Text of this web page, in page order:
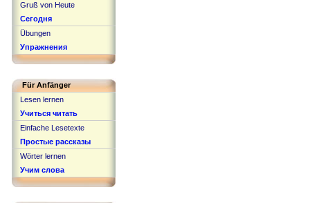
Gruß von Heute
Сегодня
Übungen
Упражнения
Für Anfänger
Lesen lernen
Учиться читать
Einfache Lesetexte
Простые рассказы
Wörter lernen
Учим слова